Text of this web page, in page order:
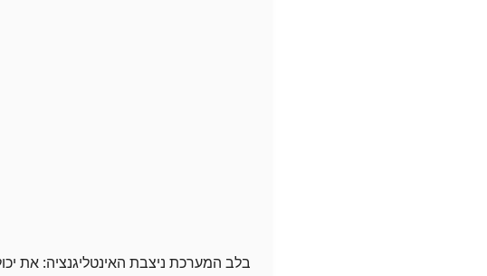
בלב המערכת ניצבת האינטליגנציה: את